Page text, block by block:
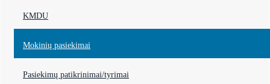
KMDU
Mokinių pasiekimai
Pasiekimų patikrinimai/tyrimai